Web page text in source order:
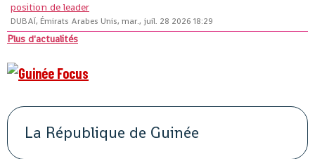
position de leader
DUBAÏ, Émirats Arabes Unis, mar., juil. 28 2026 18:29
Plus d'actualités
La République de Guinée